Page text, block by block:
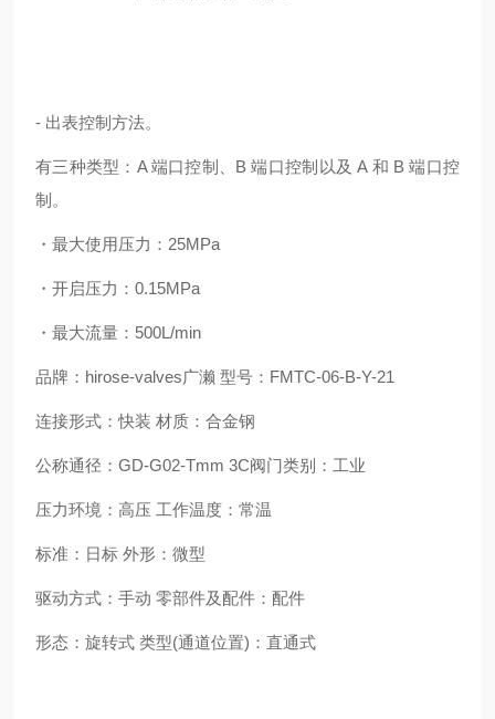
- 出表控制方法。
有三种类型：A 端口控制、B 端口控制以及 A 和 B 端口控
制。
・最大使用压力：25MPa
・开启压力：0.15MPa
・最大流量：500L/min
品牌：hirose-valves广濑 型号：FMTC-06-B-Y-21
连接形式：快装 材质：合金钢
公称通径：GD-G02-Tmm 3C阀门类别：工业
压力环境：高压 工作温度：常温
标准：日标 外形：微型
驱动方式：手动 零部件及配件：配件
形态：旋转式 类型(通道位置)：直通式